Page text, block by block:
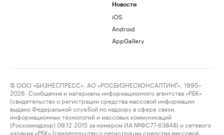
Новости
iOS
Android
AppGallery
© ООО «БИЗНЕСПРЕСС», АО «РОСБИЗНЕСКОНСАЛТИНГ», 1995–
2026. Сообщения и материалы информационного агентства «РБК»
(свидетельство о регистрации средства массовой информации
выдано Федеральной службой по надзору в сфере связи,
информационных технологий и массовых коммуникаций
(Роскомнадзор) 09.12.2015 за номером ИА №ФС77-63848) и сетевого
издания «РБК» (свидетельство о регистрации средства массовой